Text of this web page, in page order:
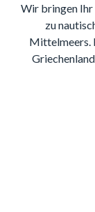
Wir bringen
zu
Mittelmeers.